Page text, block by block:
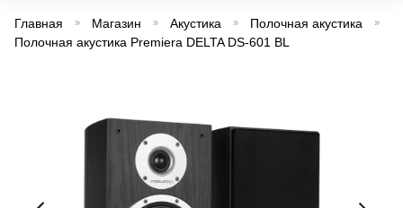
Главная » Магазин » Акустика » Полочная акустика »
Полочная акустика Premiera DELTA DS-601 BL